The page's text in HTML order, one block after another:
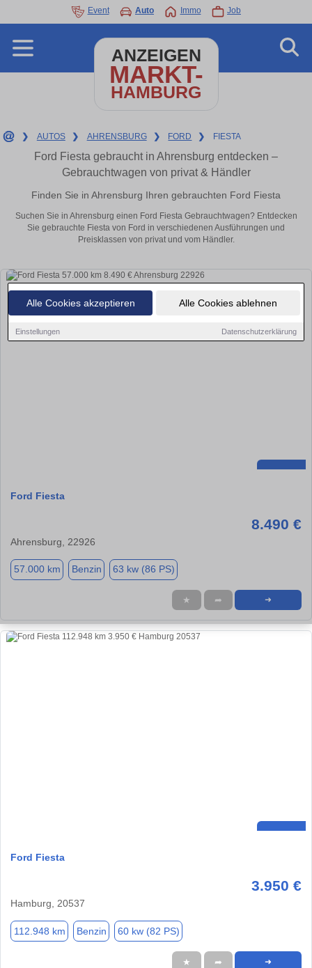
Alle Cookies akzeptieren Alle Cookies ablehnen
Einstellungen Datenschutzerklärung
Event Auto Immo Job
ANZEIGEN
MARKT-
HAMBURG
❯ AUTOS ❯ AHRENSBURG ❯ FORD ❯ FIESTA
Ford Fiesta gebraucht in Ahrensburg entdecken –
Gebrauchtwagen von privat & Händler
Finden Sie in Ahrensburg Ihren gebrauchten Ford Fiesta
Suchen Sie in Ahrensburg einen Ford Fiesta Gebrauchtwagen? Entdecken
Sie gebrauchte Fiesta von Ford in verschiedenen Ausführungen und
Preisklassen von privat und vom Händler.
Ford Fiesta
8.490 €
Ahrensburg, 22926
57.000 km Benzin 63 kw (86 PS)
★ ➦ ➜
Ford Fiesta
3.950 €
Hamburg, 20537
112.948 km Benzin 60 kw (82 PS)
★ ➦ ➜